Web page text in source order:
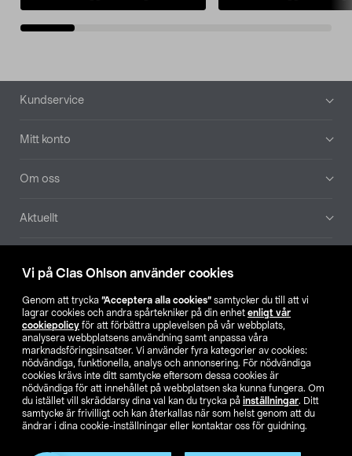
Vi på Clas Ohlson använder cookies
Genom att trycka ”Acceptera alla cookies” samtycker du till att vi
lagrar cookies och andra spårtekniker på din enhet enligt vår
cookiepolicy för att förbättra upplevelsen på vår webbplats,
analysera webbplatsens användning samt anpassa våra
marknadsföringsinsatser. Vi använder fyra kategorier av cookies:
nödvändiga, funktionella, analys och annonsering. För nödvändiga
cookies krävs inte ditt samtycke eftersom dessa cookies är
nödvändiga för att innehållet på webbplatsen ska kunna fungera. Om
du istället vill skräddarsy dina val kan du trycka på inställningar. Ditt
samtycke är frivilligt och kan återkallas när som helst genom att du
ändrar i dina cookie-inställningar eller kontaktar oss för guidning.
Sidfot
Kundservice
Mitt konto
Om oss
Aktuellt
Hitta butik
SE NO FI